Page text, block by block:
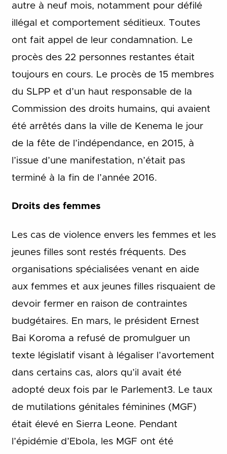
autre à neuf mois, notamment pour défilé
illégal et comportement séditieux. Toutes
ont fait appel de leur condamnation. Le
procès des 22 personnes restantes était
toujours en cours. Le procès de 15 membres
du SLPP et d’un haut responsable de la
Commission des droits humains, qui avaient
été arrêtés dans la ville de Kenema le jour
de la fête de l’indépendance, en 2015, à
l’issue d’une manifestation, n’était pas
terminé à la fin de l’année 2016.
Droits des femmes
Les cas de violence envers les femmes et les
jeunes filles sont restés fréquents. Des
organisations spécialisées venant en aide
aux femmes et aux jeunes filles risquaient de
devoir fermer en raison de contraintes
budgétaires. En mars, le président Ernest
Bai Koroma a refusé de promulguer un
texte législatif visant à légaliser l’avortement
dans certains cas, alors qu’il avait été
adopté deux fois par le Parlement3. Le taux
de mutilations génitales féminines (MGF)
était élevé en Sierra Leone. Pendant
l’épidémie d’Ebola, les MGF ont été